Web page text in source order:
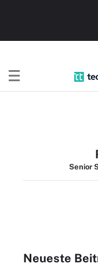
Senior
Neueste